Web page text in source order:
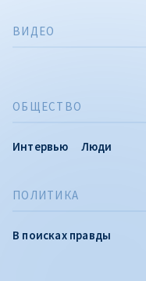
ПОЛИТИКА
В поисках правды
ОБЩЕСТВО
Интервью Люди
ВИДЕО